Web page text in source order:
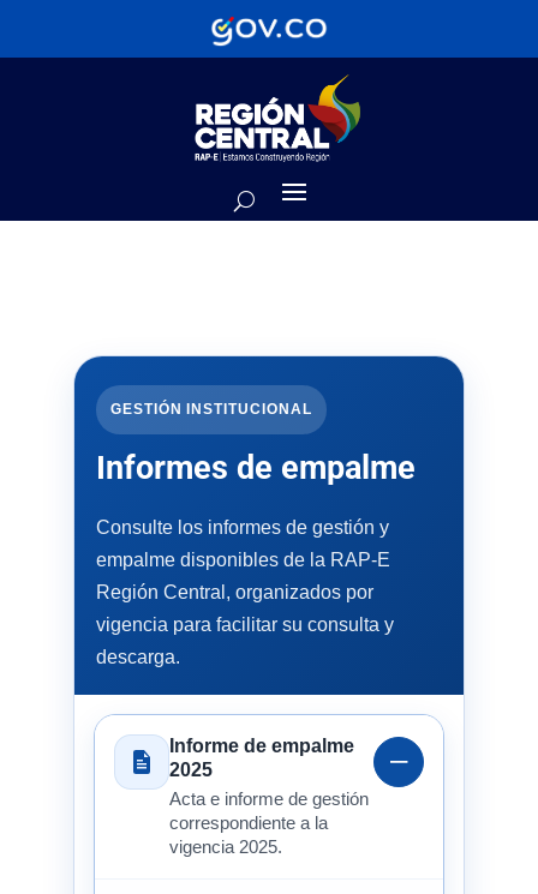
GESTIÓN INSTITUCIONAL
Informes de empalme
Consulte los informes de gestión y
empalme disponibles de la RAP-E
Región Central, organizados por
vigencia para facilitar su consulta y
descarga.
Informe de empalme
2025
Acta e informe de gestión
correspondiente a la
vigencia 2025.